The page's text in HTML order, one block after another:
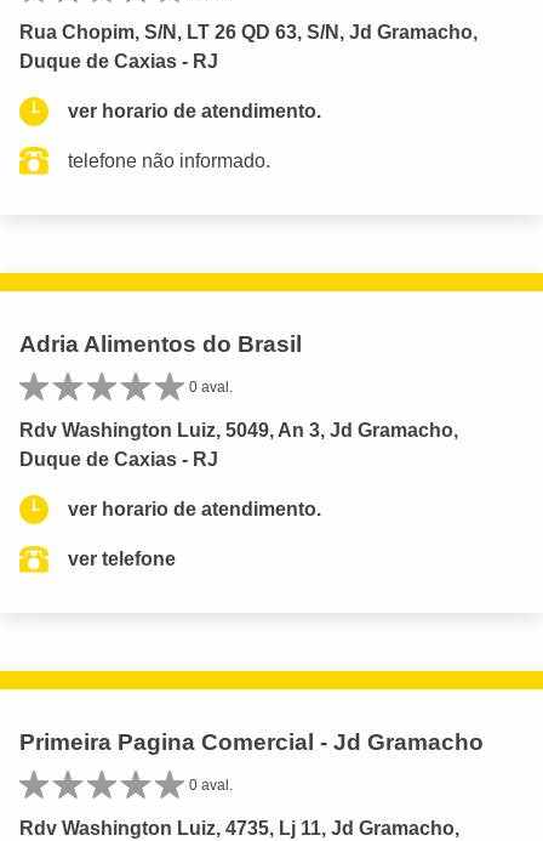
Rua Chopim, S/N, LT 26 QD 63, S/N, Jd Gramacho,
Duque de Caxias - RJ
ver horario de atendimento.
telefone não informado.
Adria Alimentos do Brasil
0 aval.
Rdv Washington Luiz, 5049, An 3, Jd Gramacho,
Duque de Caxias - RJ
ver horario de atendimento.
ver telefone
Primeira Pagina Comercial - Jd Gramacho
0 aval.
Rdv Washington Luiz, 4735, Lj 11, Jd Gramacho,